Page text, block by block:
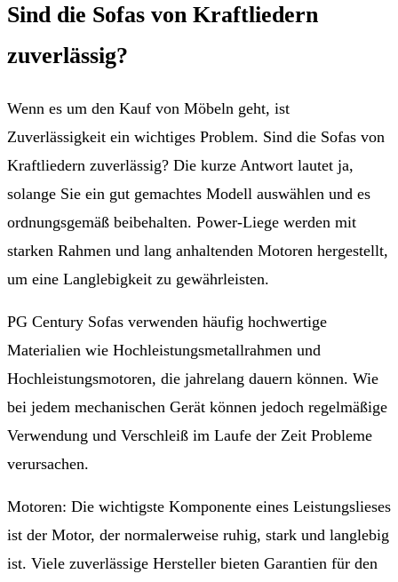
Sind die Sofas von Kraftliedern
zuverlässig?
Wenn es um den Kauf von Möbeln geht, ist
Zuverlässigkeit ein wichtiges Problem. Sind die Sofas von
Kraftliedern zuverlässig? Die kurze Antwort lautet ja,
solange Sie ein gut gemachtes Modell auswählen und es
ordnungsgemäß beibehalten. Power-Liege werden mit
starken Rahmen und lang anhaltenden Motoren hergestellt,
um eine Langlebigkeit zu gewährleisten.
PG Century Sofas verwenden häufig hochwertige
Materialien wie Hochleistungsmetallrahmen und
Hochleistungsmotoren, die jahrelang dauern können. Wie
bei jedem mechanischen Gerät können jedoch regelmäßige
Verwendung und Verschleiß im Laufe der Zeit Probleme
verursachen.
Motoren: Die wichtigste Komponente eines Leistungslieses
ist der Motor, der normalerweise ruhig, stark und langlebig
ist. Viele zuverlässige Hersteller bieten Garantien für den